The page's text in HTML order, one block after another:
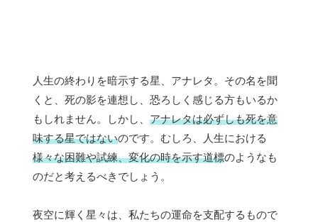
人生の終わりを暗示する星、アナレタ。その名を聞
くと、死の影を連想し、恐ろしく感じる方もいるか
もしれません。しかし、 アナレタは必ずしも死を意
味する星ではないのです。むしろ、人生における
様々な困難や試練、変化の時を示す道標のようなも
のだと考えるべきでしょう。
夜空に輝く星々は、私たちの運命を支配するもので